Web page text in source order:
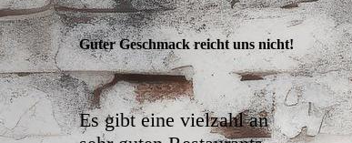
Guter Geschmack reicht uns nicht!
Es gibt eine vielzahl an